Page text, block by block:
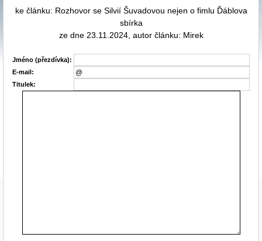
ke článku: Rozhovor se Silvií Šuvadovou nejen o fimlu Ďáblova
sbírka
ze dne 23.11.2024, autor článku: Mirek
Jméno (přezdívka):
E-mail:
Titulek: